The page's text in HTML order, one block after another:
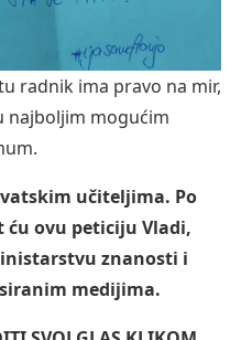
radnik ima pravo na mir,
najboljim mogućim
učiteljima. Po
ovu peticiju Vladi,
znanosti i
medijima.